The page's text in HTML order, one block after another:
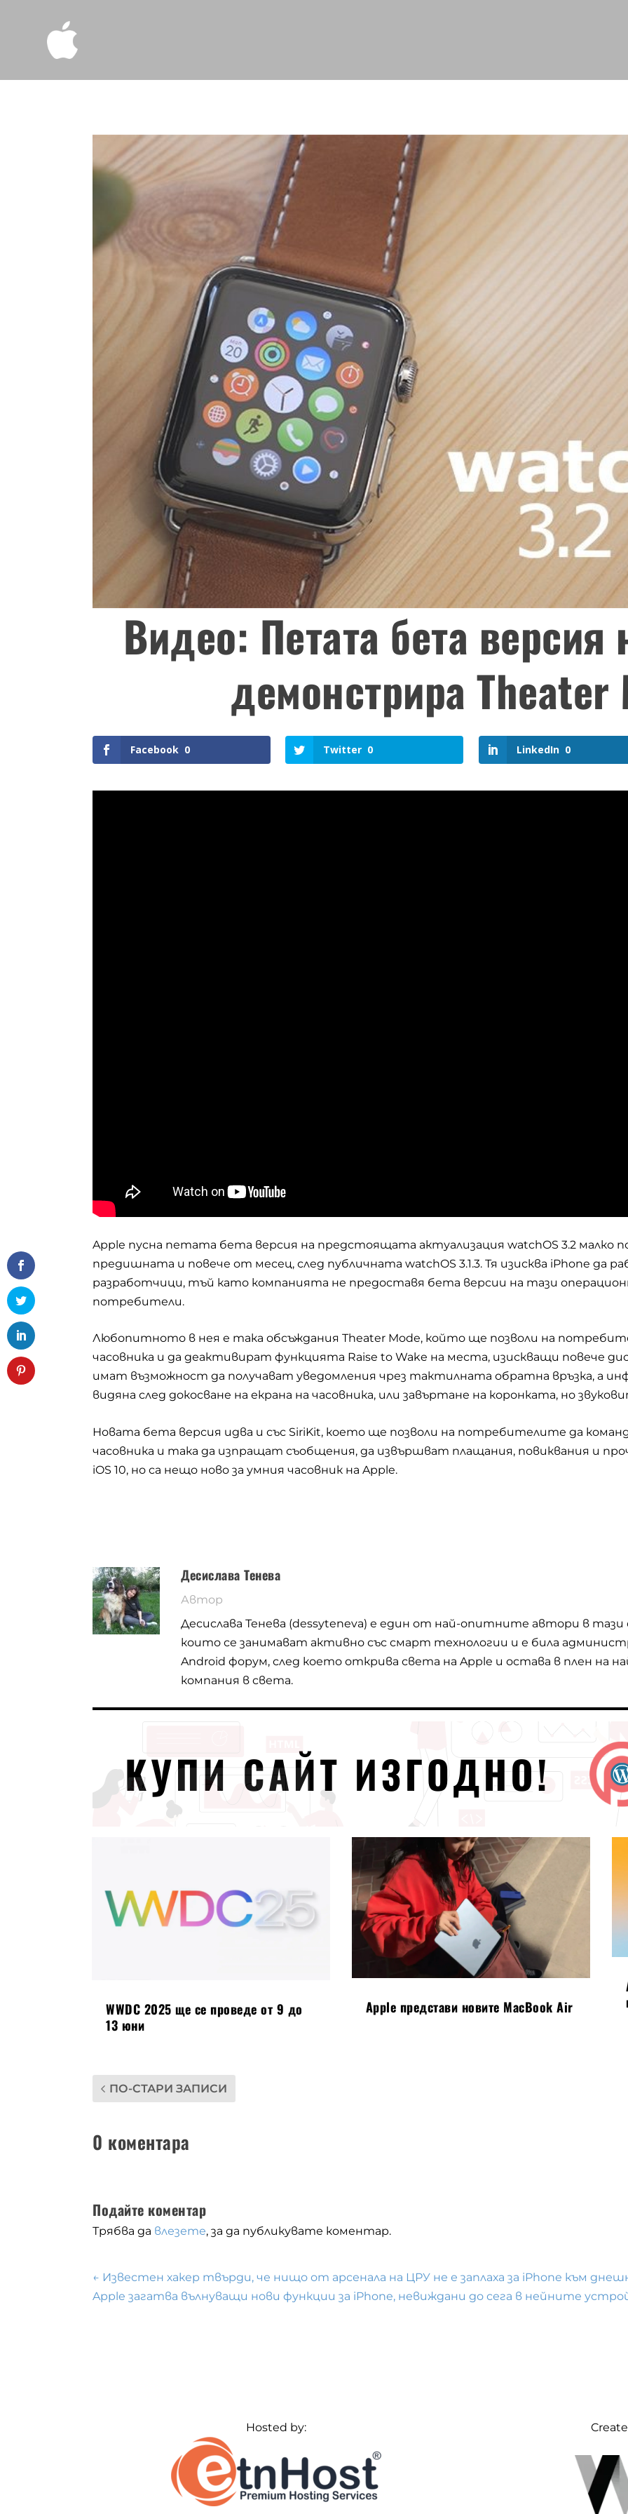
Видео: Петата бета версия
демонстрира Theater
Facebook 0 Twitter 0 LinkedIn 0
Apple пусна петата бета версия на предстоящата актуализация watchOS 3.2 малко
предишната и повече от месец, след публичната watchOS 3.1.3. Тя изисква iPhone да
разработчици, тъй като компанията не предоставя бета версии на тази
потребители.
Любопитното в нея е така обсъждания Theater Mode, който ще позволи на
часовника и да деактивират функцията Raise to Wake на места, изискващи повече
имат възможност да получават уведомления чрез тактилната обратна връзка, а
видяна след докосване на екрана на часовника, или завъртане на коронката, но
Новата бета версия идва и със SiriKit, което ще позволи на потребителите да
часовника и така да изпращат съобщения, да извършват плащания, повиквания и
iOS 10, но са нещо ново за умния часовник на Apple.
Десислава Тенева
Автор
Десислава Тенева (dessyteneva) е един от най-опитните автори в
които се занимават активно със смарт технологии и е била
Android форум, след което открива света на Apple и остава в плен на
компания в света.
WWDC 2025 ще се проведе от 9 до
13 юни
Apple представи новите MacBook Air
ПО-СТАРИ ЗАПИСИ
0 коментара
Подайте коментар
Трябва да влезете, за да публикувате коментар.
← Известен хакер твърди, че нищо от арсенала на ЦРУ не е заплаха за iPhone към
Apple загатва вълнуващи нови функции за iPhone, невиждани до сега в нейните
Hosted by: